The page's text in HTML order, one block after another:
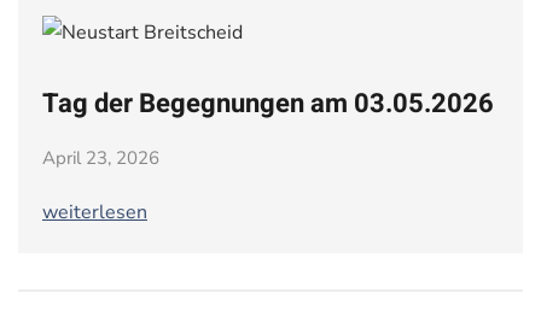
Tag der Begegnungen am 03.05.2026
April 23, 2026
weiterlesen